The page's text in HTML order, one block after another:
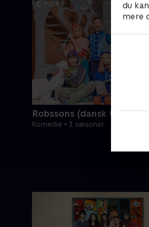
du
mere
Robssons (dansk tale)
Komedie • 1 sæsoner